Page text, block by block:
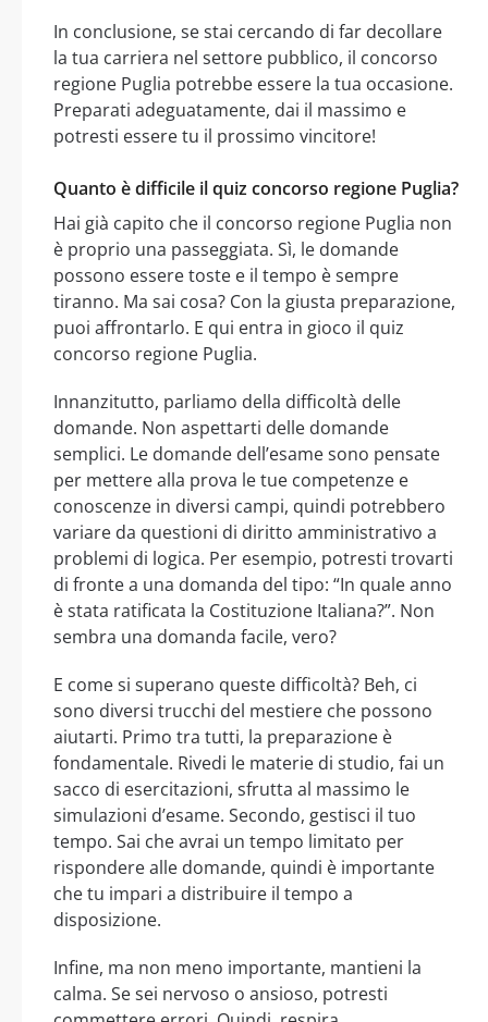
In conclusione, se stai cercando di far decollare
la tua carriera nel settore pubblico, il concorso
regione Puglia potrebbe essere la tua occasione.
Preparati adeguatamente, dai il massimo e
potresti essere tu il prossimo vincitore!
Quanto è difficile il quiz concorso regione Puglia?
Hai già capito che il concorso regione Puglia non
è proprio una passeggiata. Sì, le domande
possono essere toste e il tempo è sempre
tiranno. Ma sai cosa? Con la giusta preparazione,
puoi affrontarlo. E qui entra in gioco il quiz
concorso regione Puglia.
Innanzitutto, parliamo della difficoltà delle
domande. Non aspettarti delle domande
semplici. Le domande dell’esame sono pensate
per mettere alla prova le tue competenze e
conoscenze in diversi campi, quindi potrebbero
variare da questioni di diritto amministrativo a
problemi di logica. Per esempio, potresti trovarti
di fronte a una domanda del tipo: “In quale anno
è stata ratificata la Costituzione Italiana?”. Non
sembra una domanda facile, vero?
E come si superano queste difficoltà? Beh, ci
sono diversi trucchi del mestiere che possono
aiutarti. Primo tra tutti, la preparazione è
fondamentale. Rivedi le materie di studio, fai un
sacco di esercitazioni, sfrutta al massimo le
simulazioni d’esame. Secondo, gestisci il tuo
tempo. Sai che avrai un tempo limitato per
rispondere alle domande, quindi è importante
che tu impari a distribuire il tempo a
disposizione.
Infine, ma non meno importante, mantieni la
calma. Se sei nervoso o ansioso, potresti